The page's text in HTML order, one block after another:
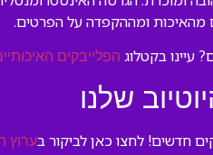
ומההקפדה על הפרטים.
עיינו בקטלוג הפלייבקים
שלנו
חדשים! לחצו כאן לביקור בערוץ